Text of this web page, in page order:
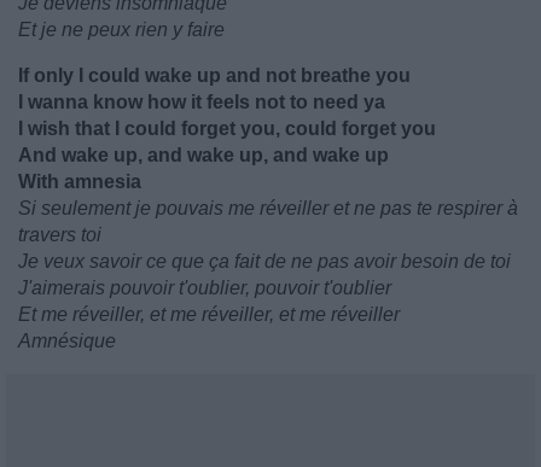
Et je ne peux rien y faire
If only I could wake up and not breathe you
I wanna know how it feels not to need ya
I wish that I could forget you, could forget you
And wake up, and wake up, and wake up
With amnesia
Si seulement je pouvais me réveiller et ne pas te respirer à
travers toi
Je veux savoir ce que ça fait de ne pas avoir besoin de toi
J'aimerais pouvoir t'oublier, pouvoir t'oublier
Et me réveiller, et me réveiller, et me réveiller
Amnésique